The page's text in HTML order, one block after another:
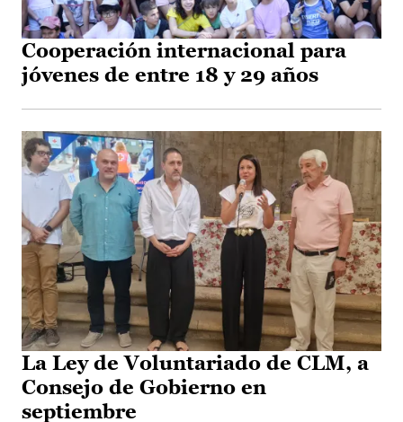
Cooperación internacional para
jóvenes de entre 18 y 29 años
La Ley de Voluntariado de CLM, a
Consejo de Gobierno en
septiembre